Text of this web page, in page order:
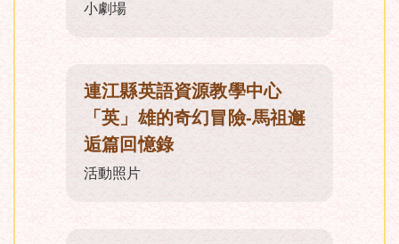
小劇場
連江縣英語資源教學中心
「英」雄的奇幻冒險-馬祖邂
逅篇回憶錄
活動照片